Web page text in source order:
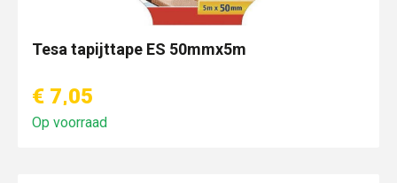
Tesa tapijttape ES 50mmx5m
€ 7,05
Op voorraad